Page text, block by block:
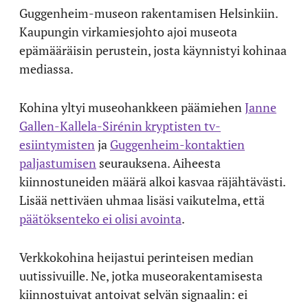
Guggenheim-museon rakentamisen Helsinkiin.
Kaupungin virkamiesjohto ajoi museota
epämääräisin perustein, josta käynnistyi kohinaa
mediassa.
Kohina yltyi museohankkeen päämiehen Janne
Gallen-Kallela-Sirénin kryptisten tv-
esiintymisten ja Guggenheim-kontaktien
paljastumisen seurauksena. Aiheesta
kiinnostuneiden määrä alkoi kasvaa räjähtävästi.
Lisää nettiväen uhmaa lisäsi vaikutelma, että
päätöksenteko ei olisi avointa.
Verkkokohina heijastui perinteisen median
uutissivuille. Ne, jotka museorakentamisesta
kiinnostuivat antoivat selvän signaalin: ei